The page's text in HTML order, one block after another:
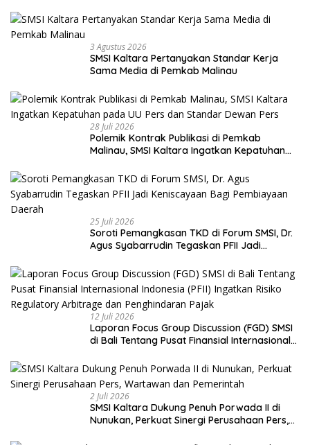
3 Agustus 2026
SMSI Kaltara Pertanyakan Standar Kerja
Sama Media di Pemkab Malinau
28 Juli 2026
Polemik Kontrak Publikasi di Pemkab
Malinau, SMSI Kaltara Ingatkan Kepatuhan
25 Juli 2026
Soroti Pemangkasan TKD di Forum SMSI, Dr.
Agus Syabarrudin Tegaskan PFII Jadi
12 Juli 2026
Laporan Focus Group Discussion (FGD) SMSI
di Bali Tentang Pusat Finansial Internasional
Arbitrage dan Penghindaran Pajak
2 Juli 2026
SMSI Kaltara Dukung Penuh Porwada II di
Nunukan, Perkuat Sinergi Perusahaan Pers,